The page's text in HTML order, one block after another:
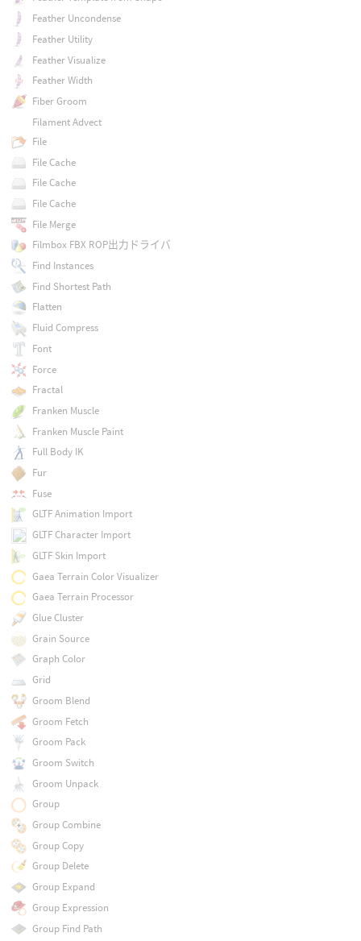
Feather Uncondense
Feather Utility
Feather Visualize
Feather Width
Fiber Groom
Filament Advect
File
File Cache
File Cache
File Cache
File Merge
Filmbox FBX ROP出力ドライバ
Find Instances
Find Shortest Path
Flatten
Fluid Compress
Font
Force
Fractal
Franken Muscle
Franken Muscle Paint
Full Body IK
Fur
Fuse
GLTF Animation Import
GLTF Character Import
GLTF Skin Import
Gaea Terrain Color Visualizer
Gaea Terrain Processor
Glue Cluster
Grain Source
Graph Color
Grid
Groom Blend
Groom Fetch
Groom Pack
Groom Switch
Groom Unpack
Group
Group Combine
Group Copy
Group Delete
Group Expand
Group Expression
Group Find Path